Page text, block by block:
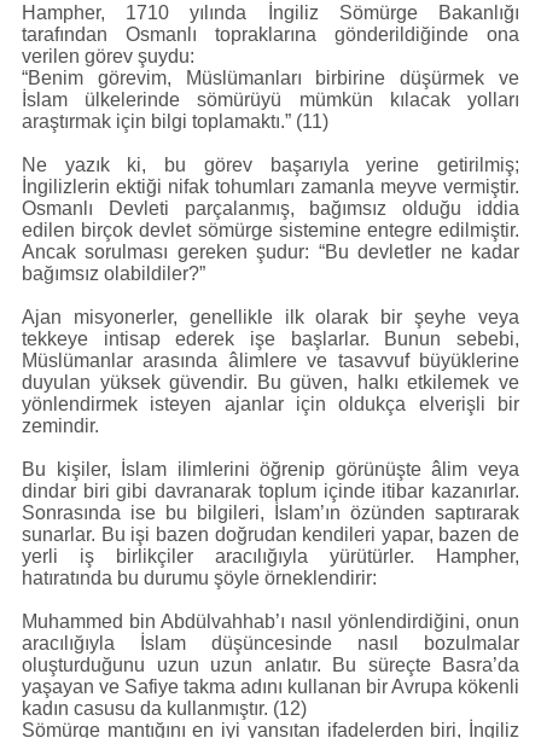
Hampher, 1710 yılında İngiliz Sömürge Bakanlığı
tarafından Osmanlı topraklarına gönderildiğinde ona
verilen görev şuydu:
“Benim görevim, Müslümanları birbirine düşürmek ve
İslam ülkelerinde sömürüyü mümkün kılacak yolları
araştırmak için bilgi toplamaktı.” (11)
Ne yazık ki, bu görev başarıyla yerine getirilmiş;
İngilizlerin ektiği nifak tohumları zamanla meyve vermiştir.
Osmanlı Devleti parçalanmış, bağımsız olduğu iddia
edilen birçok devlet sömürge sistemine entegre edilmiştir.
Ancak sorulması gereken şudur: “Bu devletler ne kadar
bağımsız olabildiler?”
Ajan misyonerler, genellikle ilk olarak bir şeyhe veya
tekkeye intisap ederek işe başlarlar. Bunun sebebi,
Müslümanlar arasında âlimlere ve tasavvuf büyüklerine
duyulan yüksek güvendir. Bu güven, halkı etkilemek ve
yönlendirmek isteyen ajanlar için oldukça elverişli bir
zemindir.
Bu kişiler, İslam ilimlerini öğrenip görünüşte âlim veya
dindar biri gibi davranarak toplum içinde itibar kazanırlar.
Sonrasında ise bu bilgileri, İslam’ın özünden saptırarak
sunarlar. Bu işi bazen doğrudan kendileri yapar, bazen de
yerli iş birlikçiler aracılığıyla yürütürler. Hampher,
hatıratında bu durumu şöyle örneklendirir:
Muhammed bin Abdülvahhab’ı nasıl yönlendirdiğini, onun
aracılığıyla İslam düşüncesinde nasıl bozulmalar
oluşturduğunu uzun uzun anlatır. Bu süreçte Basra’da
yaşayan ve Safiye takma adını kullanan bir Avrupa kökenli
kadın casusu da kullanmıştır. (12)
Sömürge mantığını en iyi yansıtan ifadelerden biri, İngiliz